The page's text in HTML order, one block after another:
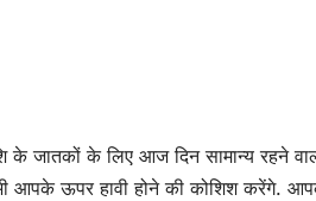
के जातकों के लिए आज दिन सामान्य रहने
भी आपके ऊपर हावी होने की कोशिश करेंगे.